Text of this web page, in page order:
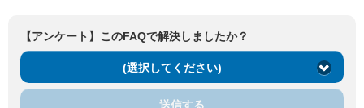
【アンケート】このFAQで解決しましたか？
(選択してください)
送信する